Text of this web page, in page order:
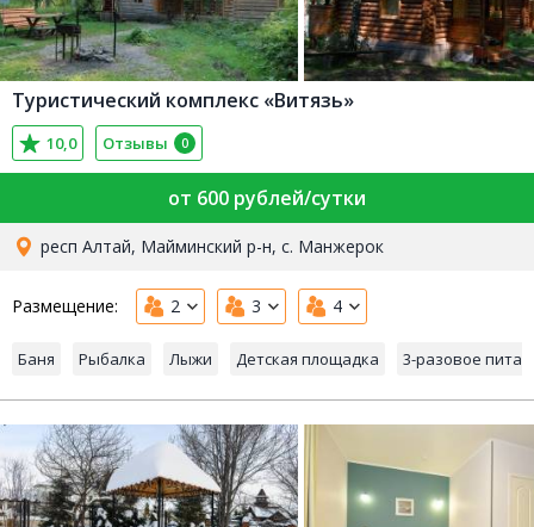
Туристический комплекс «Витязь»
10,0 Отзывы 0
от 600 рублей/сутки
респ Алтай, Майминский р-н, с. Манжерок
Размещение: 2 3 4
Баня Рыбалка Лыжи Детская площадка 3-разовое